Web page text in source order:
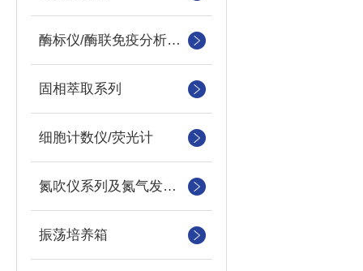
酶标仪/酶联免疫分析仪及洗板机
固相萃取系列
细胞计数仪/荧光计
氮吹仪系列及氮气发生器
振荡培养箱